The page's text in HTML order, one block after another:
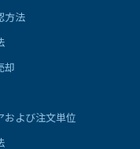
方法
却
および注文単位